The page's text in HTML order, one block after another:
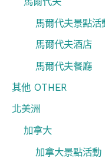
馬爾代夫景點活
馬爾代夫酒店
馬爾代夫餐廳
其他 OTHER
北美洲
加拿大
加拿大景點活動